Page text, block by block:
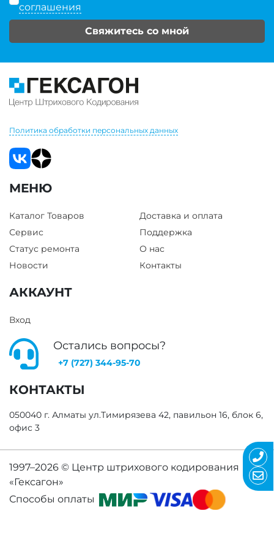
соглашения
Свяжитесь со мной
Политика обработки персональных данных
МЕНЮ
Каталог Товаров
Доставка и оплата
Сервис
Поддержка
Статус ремонта
О нас
Новости
Контакты
АККАУНТ
Вход
Остались вопросы?
+7 (727) 344-95-70
КОНТАКТЫ
050040 г. Алматы ул.Тимирязева 42, павильон 16, блок 6,
офис 3
1997–2026 © Центр штрихового кодирования
«Гексагон»
Способы оплаты